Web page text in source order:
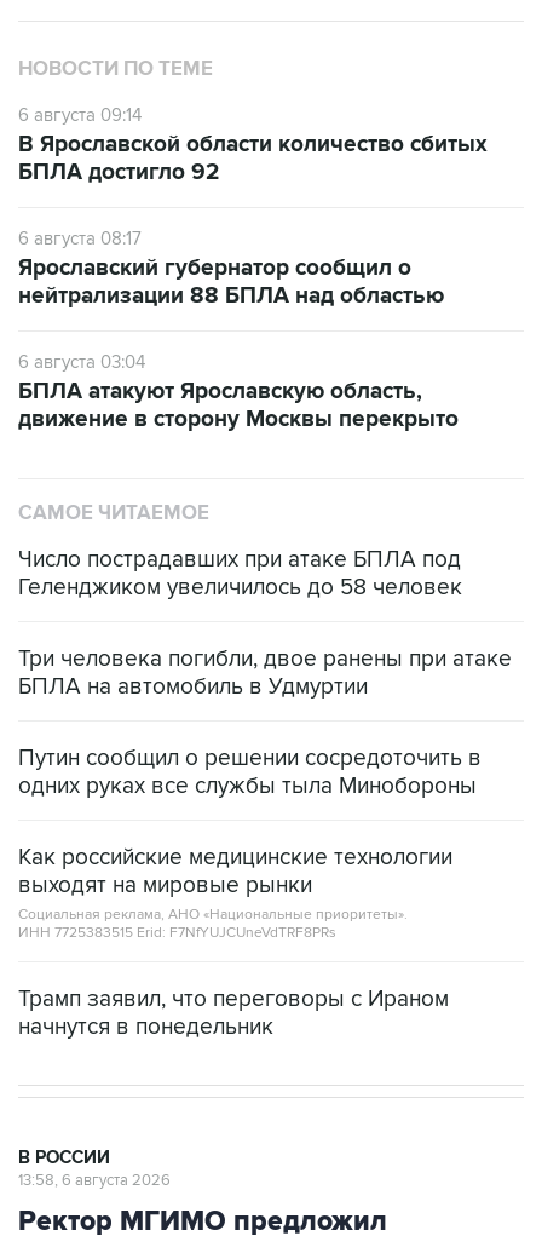
НОВОСТИ ПО ТЕМЕ
6 августа 09:14
В Ярославской области количество сбитых
БПЛА достигло 92
6 августа 08:17
Ярославский губернатор сообщил о
нейтрализации 88 БПЛА над областью
6 августа 03:04
БПЛА атакуют Ярославскую область,
движение в сторону Москвы перекрыто
САМОЕ ЧИТАЕМОЕ
Число пострадавших при атаке БПЛА под
Геленджиком увеличилось до 58 человек
Три человека погибли, двое ранены при атаке
БПЛА на автомобиль в Удмуртии
Путин сообщил о решении сосредоточить в
одних руках все службы тыла Минобороны
Как российские медицинские технологии
выходят на мировые рынки
Социальная реклама, АНО «Национальные приоритеты».
ИНН 7725383515 Erid: F7NfYUJCUneVdTRF8PRs
Трамп заявил, что переговоры с Ираном
начнутся в понедельник
В РОССИИ
13:58, 6 августа 2026
Ректор МГИМО предложил